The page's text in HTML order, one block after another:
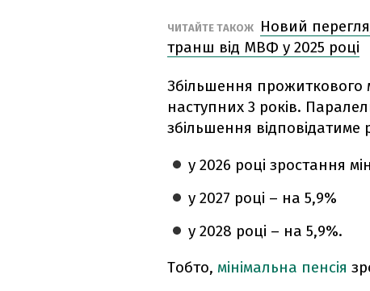
ЧИТАЙТЕ ТАКОЖ
Новий
транш від МВФ у 2025 році
Збільшення прожиткового
наступних 3 років.
збільшення відповідатиме
у 2026 році зростання
у 2027 році – на 5,9%
у 2028 році – на 5,9%.
Тобто, мінімальна пенсія